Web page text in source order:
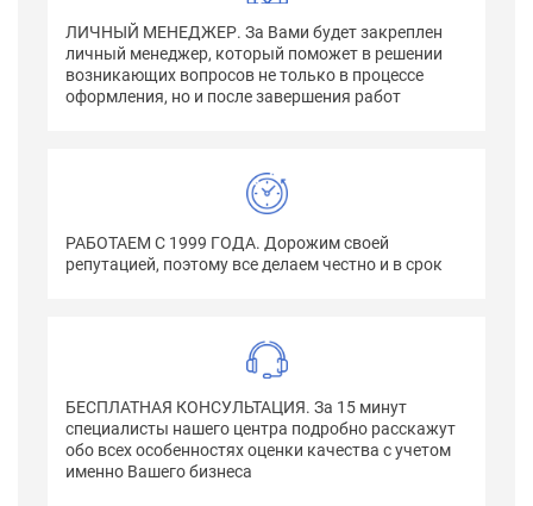
ЛИЧНЫЙ МЕНЕДЖЕР. За Вами будет закреплен
личный менеджер, который поможет в решении
возникающих вопросов не только в процессе
оформления, но и после завершения работ
РАБОТАЕМ С 1999 ГОДА. Дорожим своей
репутацией, поэтому все делаем честно и в срок
БЕСПЛАТНАЯ КОНСУЛЬТАЦИЯ. За 15 минут
специалисты нашего центра подробно расскажут
обо всех особенностях оценки качества с учетом
именно Вашего бизнеса